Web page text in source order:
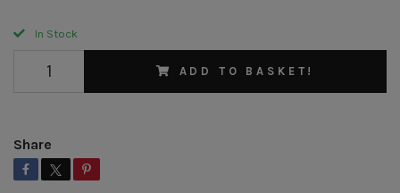
In Stock
ADD TO BASKET!
Share